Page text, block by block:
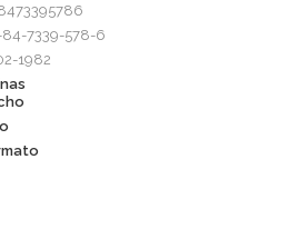
7339-578-6
1982